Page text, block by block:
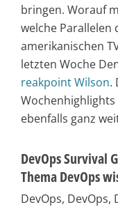
bringen. Worauf
welche Parallelen
amerikanischen
letzten Woche
reakpoint Wilson.
ebenfalls ganz
DevOps Survival
Thema DevOps
DevOps,